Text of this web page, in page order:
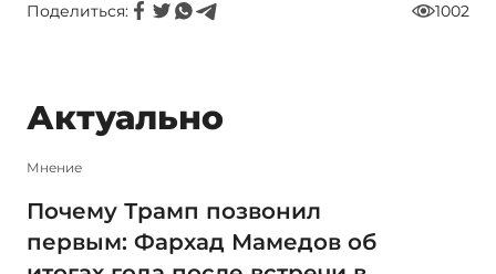
Поделиться: 1002
Актуально
Мнение
Почему Трамп позвонил
первым: Фархад Мамедов об